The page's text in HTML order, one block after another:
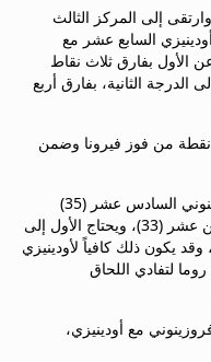
إلى المركز الثالث
أودينيزي السابع عشر مع
حيث ابتعد عن الأول بفارق ثلاث نقاط
الثانية، بفارق أربع
واستفاد كالياري الخامس عشر برصيد 36 نقطة من فوز فيرونا وضمن
وانحصرت المنافسة على البقاء بين فروزينوني السادس عشر (35)
وأودينيزي السابع عشر (34) وإمبولي الثامن عشر (33)، ويحتاج الأول إلى
يكون ذلك كافياً لأودينيزي
لتفادي اللحاق
مع أودينيزي،